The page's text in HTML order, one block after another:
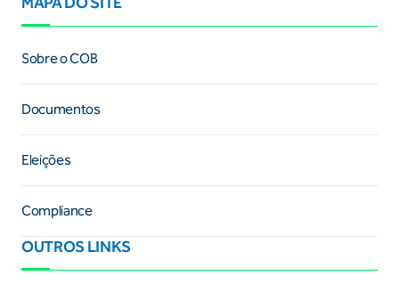
Sobre o COB
Documentos
Eleições
Compliance
OUTROS LINKS